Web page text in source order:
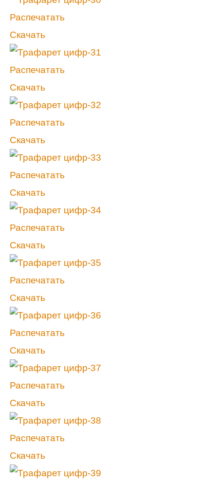
Распечатать
Скачать
Распечатать
Скачать
Распечатать
Скачать
Распечатать
Скачать
Распечатать
Скачать
Распечатать
Скачать
Распечатать
Скачать
Распечатать
Скачать
Распечатать
Скачать